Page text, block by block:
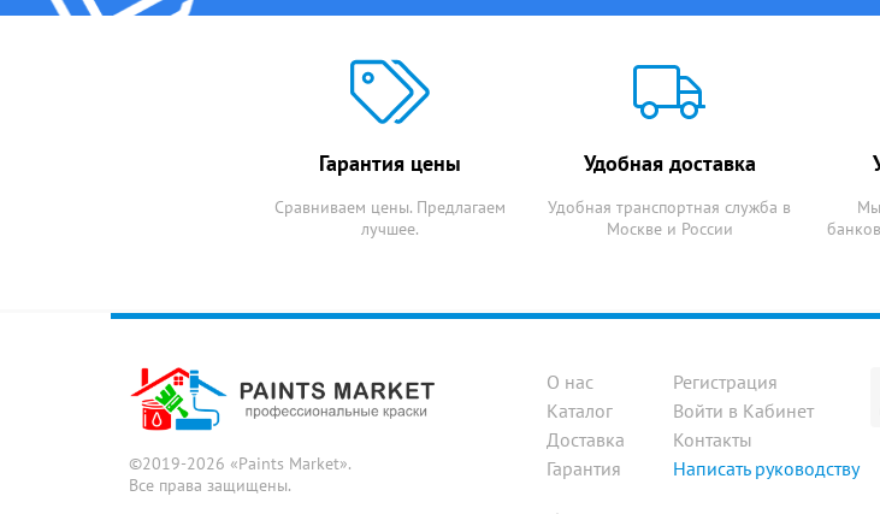
Гарантия цены
Сравниваем цены. Предлагаем
лучшее.
Удобная доставка
Удобная транспортная служба в
Москве и России
О нас
Каталог
Доставка
Гарантия
Регистрация
Войти в Кабинет
Контакты
Написать руководству
©2019-2026 «Paints Market».
Все права защищены.